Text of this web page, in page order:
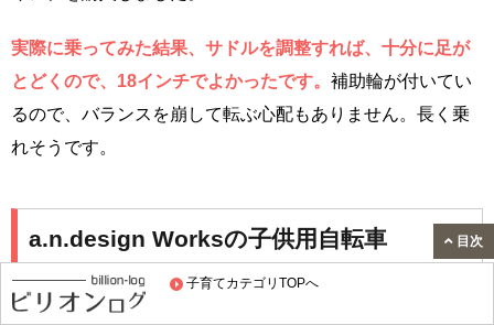
子育てカテゴリTOPへ
実際に乗ってみた結果、サドルを調整すれば、十分に足が
とどくので、18インチでよかったです。 補助輪が付いてい
るので、バランスを崩して転ぶ心配もありません。長く乗
れそうです。
a.n.design Worksの子供用自転車 目次